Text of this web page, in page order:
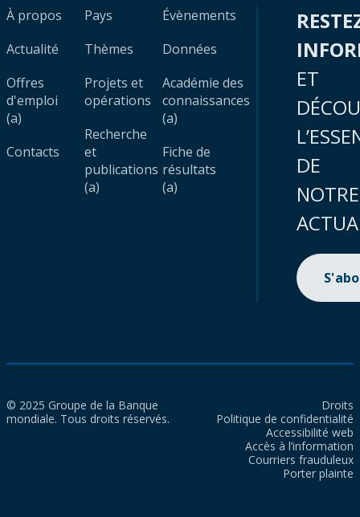
À propos
Actualité
Offres
d'emploi
(a)
Contacts
Pays
Thèmes
Projets et
opérations
Recherche
et
publications
(a)
Évènements
Données
Académie des
connaissances
(a)
Fiche de
résultats
(a)
ET
DE
NOTRE
© 2025 Groupe de la Banque
mondiale. Tous droits réservés.
Droits
Politique de confidentialité
Accessibilité web
Accès à l’information
Courriers frauduleux
Porter plainte